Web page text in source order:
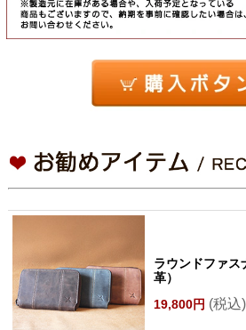
ラウンドファ
革）
19,800円 (税込)